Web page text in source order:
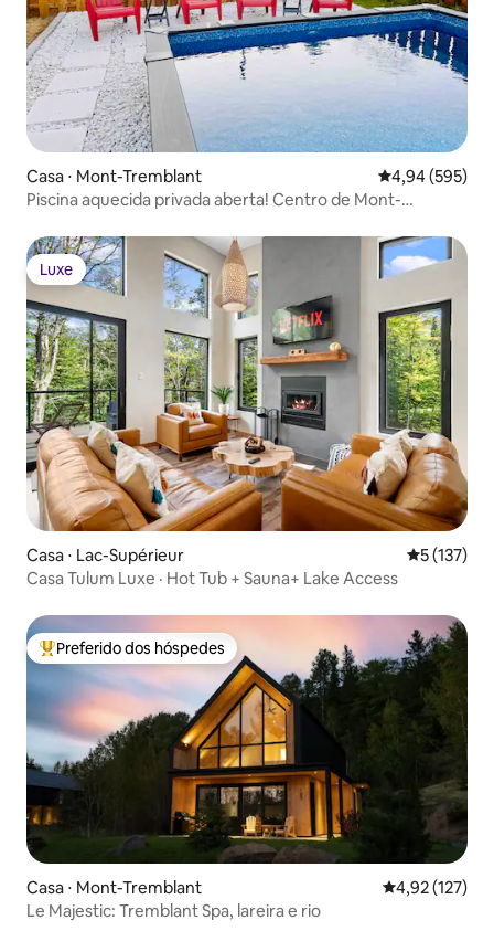
Casa ⋅ Mont-Tremblant 4,94 de uma
4,94 (595)
Piscina aquecida privada aberta! Centro de Mont-
Luxe
Luxe
Casa ⋅ Lac-Supérieur 5 de uma
5 (137)
Casa Tulum Luxe · Hot Tub + Sauna+ Lake Access
Entre os melhores preferidos dos hóspedes
Preferido dos hóspedes
Casa ⋅ Mont-Tremblant 4,92 de uma
4,92 (127)
Le Majestic: Tremblant Spa, lareira e rio